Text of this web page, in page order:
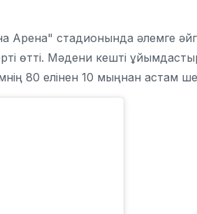
Арена" стадионында әлемге
өтті. Мәдени кешті
80 елінен 10 мыңнан астам